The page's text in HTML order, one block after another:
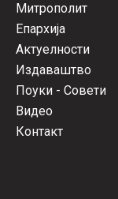
Митрополит
Епархија
Актуелности
Издаваштво
Поуки - Совети
Видео
Контакт